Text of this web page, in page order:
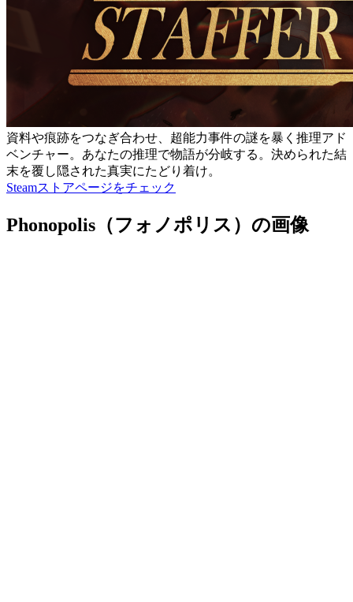
資料や痕跡をつなぎ合わせ、超能力事件の謎を暴く推理アド
ベンチャー。あなたの推理で物語が分岐する。決められた結
末を覆し隠された真実にたどり着け。
Steamストアページをチェック
Phonopolis（フォノポリス）の画像